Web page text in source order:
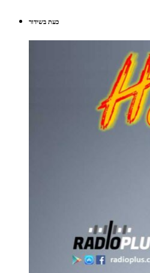
כעת בשידור